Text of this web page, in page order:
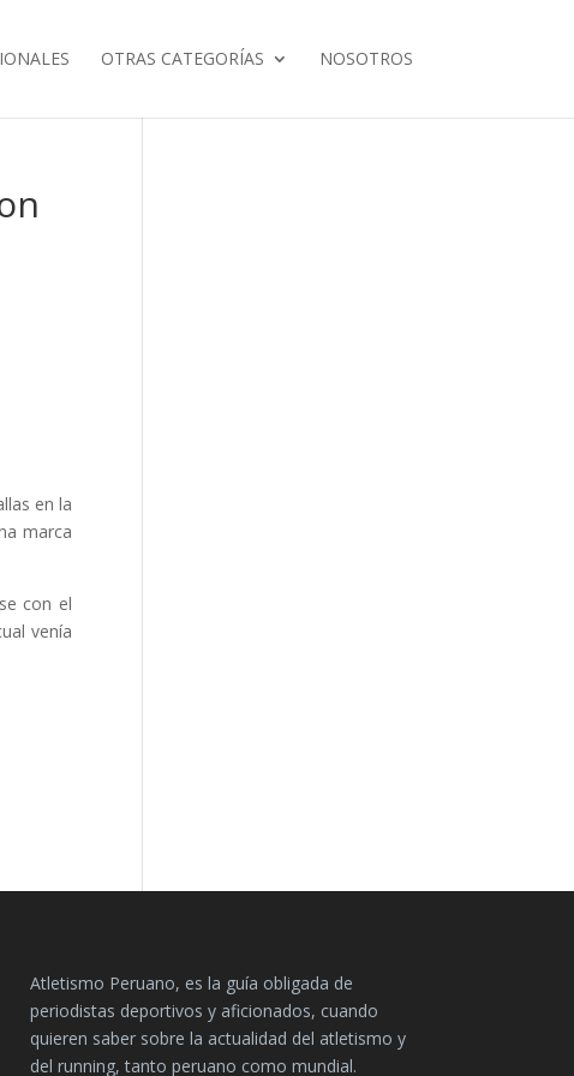
OTRAS CATEGORÍAS NOSOTROS
en la
marca
con el
venía
Atletismo Peruano, es la guía obligada de
periodistas deportivos y aficionados, cuando
quieren saber sobre la actualidad del atletismo y
del running, tanto peruano como mundial.